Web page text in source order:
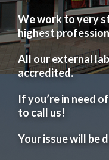
We work to very
highest
All our external
accredited.
If you’re in need
to call us!
Your issue will be